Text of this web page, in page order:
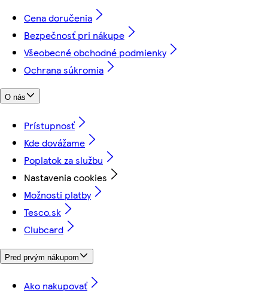
Cena doručenia
Bezpečnosť pri nákupe
Všeobecné obchodné podmienky
Ochrana súkromia
O nás
Prístupnosť
Kde dovážame
Poplatok za službu
Nastavenia cookies
Možnosti platby
Tesco.sk
Clubcard
Pred prvým nákupom
Ako nakupovať